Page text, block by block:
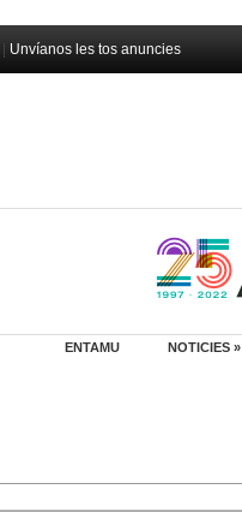
Unvíanos les tos anuncies
ENTAMU NOTICIES »